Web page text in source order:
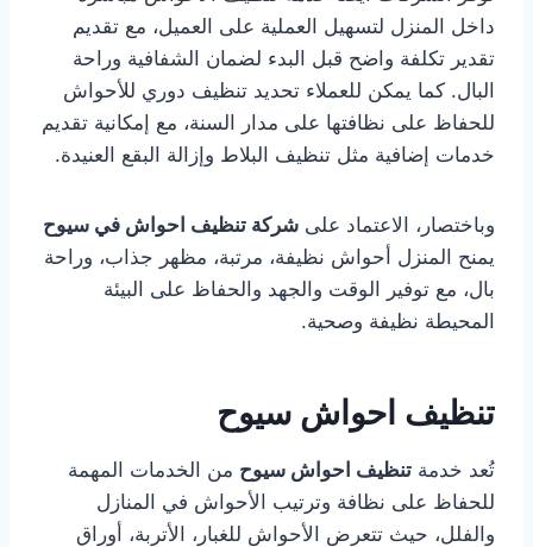
داخل المنزل لتسهيل العملية على العميل، مع تقديم
تقدير تكلفة واضح قبل البدء لضمان الشفافية وراحة
البال. كما يمكن للعملاء تحديد تنظيف دوري للأحواش
للحفاظ على نظافتها على مدار السنة، مع إمكانية تقديم
خدمات إضافية مثل تنظيف البلاط وإزالة البقع العنيدة.
وباختصار، الاعتماد على شركة تنظيف احواش في سيوح
يمنح المنزل أحواش نظيفة، مرتبة، مظهر جذاب، وراحة
بال، مع توفير الوقت والجهد والحفاظ على البيئة
المحيطة نظيفة وصحية.
تنظيف احواش سيوح
تُعد خدمة تنظيف احواش سيوح من الخدمات المهمة
للحفاظ على نظافة وترتيب الأحواش في المنازل
والفلل، حيث تتعرض الأحواش للغبار، الأتربة، أوراق